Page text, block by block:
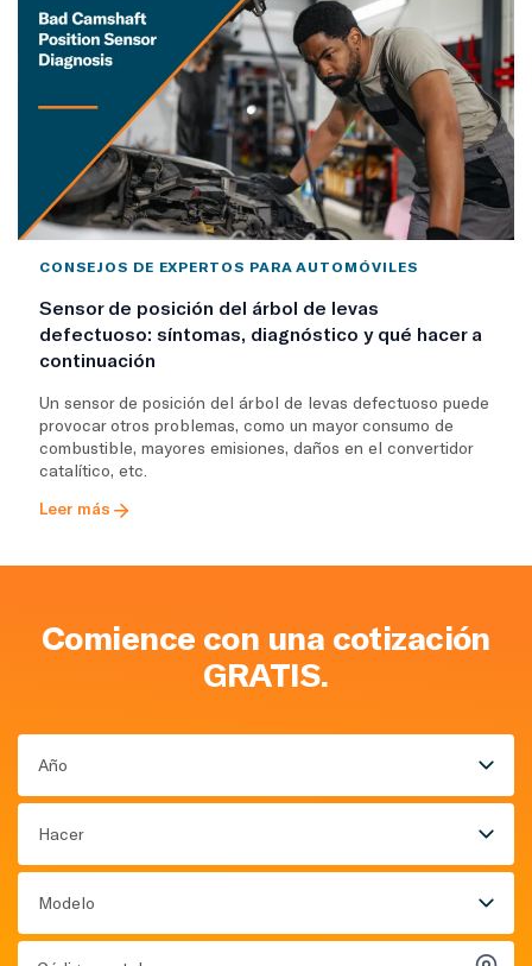
CONSEJOS DE EXPERTOS PARA AUTOMÓVILES
Sensor de posición del árbol de levas
defectuoso: síntomas, diagnóstico y qué hacer a
continuación
Un sensor de posición del árbol de levas defectuoso puede
provocar otros problemas, como un mayor consumo de
combustible, mayores emisiones, daños en el convertidor
catalítico, etc.
Leer más
Comience con una cotización
GRATIS.
Año
Hacer
Modelo